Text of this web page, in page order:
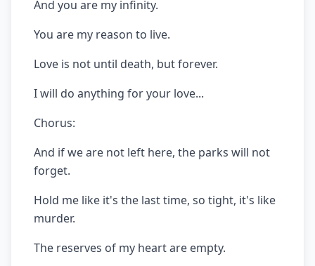
And you are my infinity.
You are my reason to live.
Love is not until death, but forever.
I will do anything for your love...
Chorus:
And if we are not left here, the parks will not
forget.
Hold me like it's the last time, so tight, it's like
murder.
The reserves of my heart are empty.